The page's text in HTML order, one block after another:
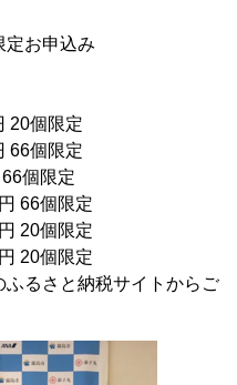
定お申込み
20個限定
66個限定
個限定
66個限定
20個限定
20個限定
るさと納税サイトからご